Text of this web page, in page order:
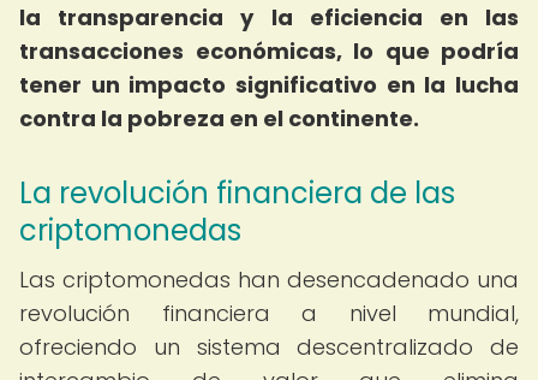
la transparencia y la eficiencia en las
transacciones económicas, lo que podría
tener un impacto significativo en la lucha
contra la pobreza en el continente.
La revolución financiera de las
criptomonedas
Las criptomonedas han desencadenado una
revolución financiera a nivel mundial,
ofreciendo un sistema descentralizado de